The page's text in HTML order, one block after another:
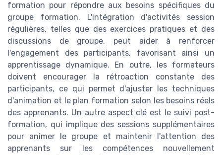
formation pour répondre aux besoins spécifiques du
groupe formation. L'intégration d'activités session
régulières, telles que des exercices pratiques et des
discussions de groupe, peut aider à renforcer
l'engagement des participants, favorisant ainsi un
apprentissage dynamique. En outre, les formateurs
doivent encourager la rétroaction constante des
participants, ce qui permet d'ajuster les techniques
d'animation et le plan formation selon les besoins réels
des apprenants. Un autre aspect clé est le suivi post-
formation, qui implique des sessions supplémentaires
pour animer le groupe et maintenir l'attention des
apprenants sur les compétences nouvellement